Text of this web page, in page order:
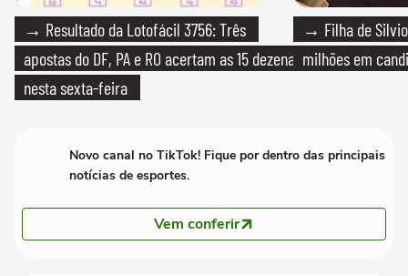
→ Resultado da Lotofácil 3756: Três
apostas do DF, PA e RO acertam as 15 dezenas
nesta sexta-feira
→ Filha de Silvio
milhões em
Novo canal no TikTok! Fique por dentro das principais
notícias de esportes.
Vem conferir